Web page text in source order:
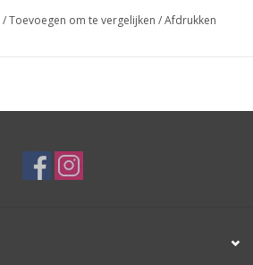
/Toevoegen om te vergelijken /Afdrukken